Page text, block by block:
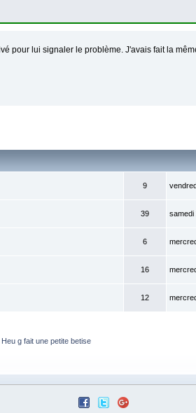
pour lui signaler le problème. J'avais fait la
9
39 samedi
6
16
12
Heu g fait une petite betise